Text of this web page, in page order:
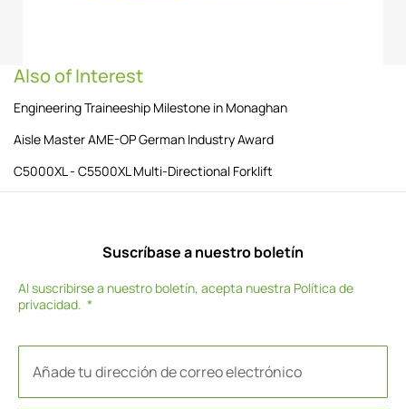
Also of Interest
Engineering Traineeship Milestone in Monaghan
Aisle Master AME-OP German Industry Award
C5000XL - C5500XL Multi-Directional Forklift
Suscríbase a nuestro boletín
Al suscribirse a nuestro boletín, acepta nuestra Política de
privacidad.